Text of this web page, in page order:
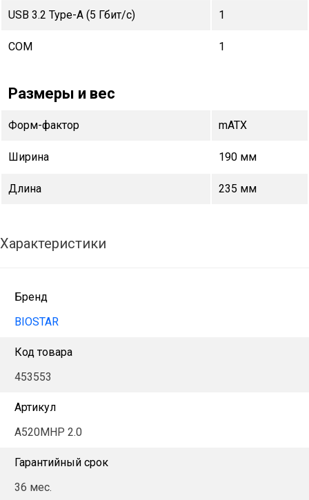
USB 3.2 Type-A (5 Гбит/с) 1
COM 1
Размеры и вес
Форм-фактор mATX
Ширина 190 мм
Длина 235 мм
Характеристики
Бренд
BIOSTAR
Код товара
453553
Артикул
A520MHP 2.0
Гарантийный срок
36 мес.